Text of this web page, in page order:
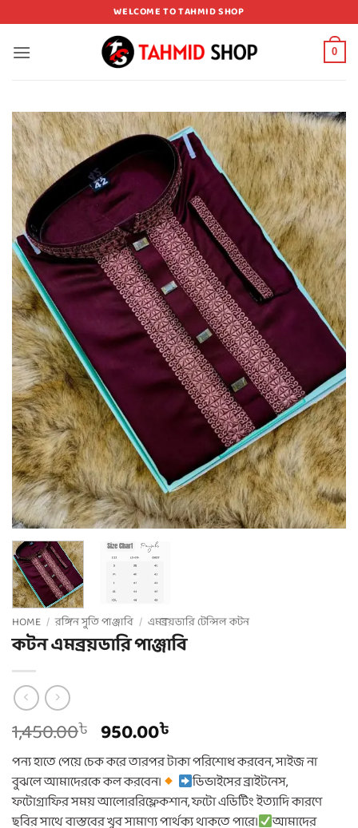
to
content
WELCOME TO TAHMID SHOP
0
HOME / রঙ্গিন সুতি পাঞ্জাবি / এমব্রয়ডারি টেন্সিল কটন
কটন এমব্রয়ডারি পাঞ্জাবি
1,450.00৳ Original
price
was:
1,450.00৳ .
950.00৳
price
is:
950.00৳ .
পন্য হাতে পেয়ে চেক করে তারপর টাকা পরিশোধ করবেন, সাইজ না
বুঝলে আমাদেরকে কল করবেন।
ডিভাইসের ব্রাইটনেস,
ফটোগ্রাফির সময় আলোররিফ্লেকশান, ফটো এডিটিং ইত্যাদি কারণে
ছবির সাথে বাস্তবের খুব সামাণ্য পার্থক্য থাকতে পারে।
আমাদের